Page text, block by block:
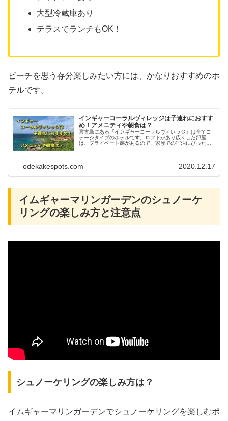
大型冷蔵庫あり
テラスでランチもOK！
ビーチを思う存分楽しみたい方には、かなりおすすめのホ
テルです。
インギャーコーラルヴィレッジは子連れにおすす
め！アメニティや朝食は？
宮古島にある『インギャーコーラルヴィレッジ』は全てコ
テージタイプのホテルです。ロフトがあり広々した部屋
は、プライベート感があるので、家族での宿泊にぴったり
odekakespots.com 2020.12.17
イムギャーマリンガーデンのシュノーケ
リングの楽しみ方と注意点
シュノーケリングの楽しみ方は？
イムギャーマリンガーデンでシュノーケリングを楽しむポ